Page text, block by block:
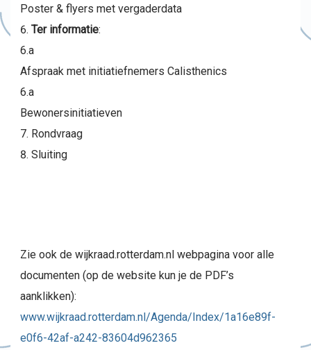
Poster & flyers met vergaderdata
Ter informatie:
6.a
Afspraak met initiatiefnemers Calisthenics
6.a
Bewonersinitiatieven
Rondvraag
Sluiting
Zie ook de wijkraad.rotterdam.nl webpagina voor alle
documenten (op de website kun je de PDF’s
aanklikken):
www.wijkraad.rotterdam.nl/Agenda/Index/1a16e89f-
e0f6-42af-a242-83604d962365